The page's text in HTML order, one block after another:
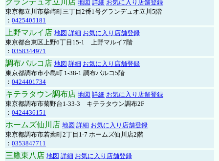
グランデュオ立川店 地図 詳細 お気に入り店舗登録
東京都立川市柴崎町三丁目2番1号グランデュオ立川5階
： 0425405181
上野マルイ店 地図 詳細 お気に入り店舗登録
東京都台東区上野6丁目15-1 上野マルイ7階
： 0358344971
調布パルコ店 地図 詳細 お気に入り店舗登録
東京都調布市小島町 1-38-1 調布パルコ5階
： 0424401734
キテラタウン調布店 地図 詳細 お気に入り店舗登録
東京都調布市菊野台1-33-3 キテラタウン調布2F
： 0424436151
ホームズ仙川店 地図 詳細 お気に入り店舗登録
東京都調布市若葉町2丁目1-7 ホームズ仙川店2階
： 0353847711
三鷹東八店 地図 詳細 お気に入り店舗登録